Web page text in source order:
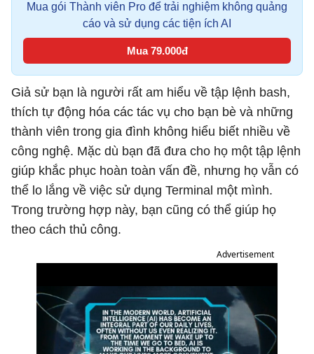
Mua gói Thành viên Pro để trải nghiệm không quảng
cáo và sử dụng các tiện ích AI
Mua 79.000đ
Giả sử bạn là người rất am hiểu về tập lệnh bash,
thích tự động hóa các tác vụ cho bạn bè và những
thành viên trong gia đình không hiểu biết nhiều về
công nghệ. Mặc dù bạn đã đưa cho họ một tập lệnh
giúp khắc phục hoàn toàn vấn đề, nhưng họ vẫn có
thể lo lắng về việc sử dụng Terminal một mình.
Trong trường hợp này, bạn cũng có thể giúp họ
theo cách thủ công.
Advertisement